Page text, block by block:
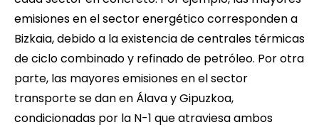
emisiones en el sector energético corresponden a
Bizkaia, debido a la existencia de centrales térmicas
de ciclo combinado y refinado de petróleo. Por otra
parte, las mayores emisiones en el sector
transporte se dan en Álava y Gipuzkoa,
condicionadas por la N-1 que atraviesa ambos